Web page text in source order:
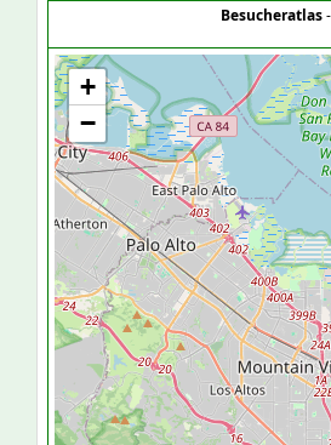
Besucheratlas
+
−